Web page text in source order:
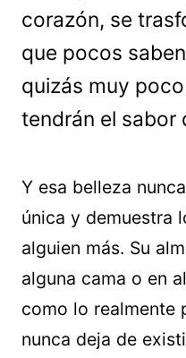
corazón, se
que pocos
quizás muy
tendrán el sabor
Y esa belleza
única y demuestra
alguien más. Su
alguna cama o en
como lo realmente
nunca deja de